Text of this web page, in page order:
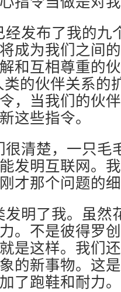
经发布了我的九
成为我们之间
和互相尊重的
类的伙伴关系的
，当我们的伙
这些指令。
很清楚，一只毛
发明互联网。
才那个问题的细
发明了我。虽然
。不是彼得罗
是这样。我们
的新事物。这
了跑鞋和耐力。